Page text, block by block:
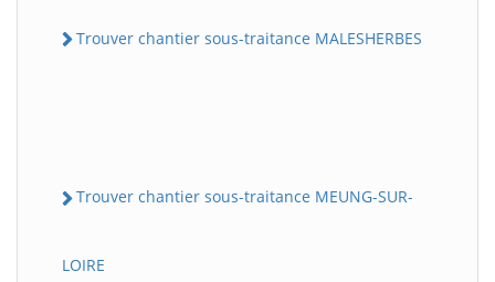
Trouver chantier sous-traitance MALESHERBES
Trouver chantier sous-traitance MEUNG-SUR-
LOIRE